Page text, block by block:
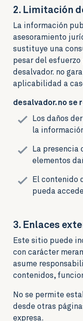
2. Limitación
La información
asesoramiento
sustituye una
pesar del
desalvador. no
aplicabilidad a
desalvador. no se
Los daños
la
La presencia
elementos
El contenido
pueda
3. Enlaces
Este sitio puede
con carácter
asume
contenidos,
No se permite
desde otras
expresa.